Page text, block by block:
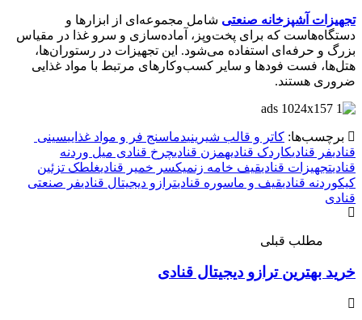
تجهیزات آشپزخانه صنعتی شامل مجموعه‌ای از ابزارها و
دستگاه‌هاست که برای پخت‌وپز، آماده‌سازی و سرو غذا در مقیاس
بزرگ و حرفه‌ای استفاده می‌شود. این تجهیزات در رستوران‌ها،
هتل‌ها، فست فودها و سایر کسب‌وکارهای مرتبط با مواد غذایی
ضروری هستند.
برچسب‌ها: کاتر و قالب‌ شیرینیدماسنج فر و مواد غذاییسینی‌
قنادیفر قنادیکاردک قنادیهمزن قنادیچرخ قنادی میل وردنه
قنادیتجهیزات قنادیقیف خامه‌ زنمیکسر خمیر قنادیغلطک تزئین
کیکوردنه قنادیقیف و ماسوره قنادیترازو دیجیتال قنادیفر صنعتی
قنادی
مطلب قبلی
خرید بهترین ترازو دیجیتال قنادی